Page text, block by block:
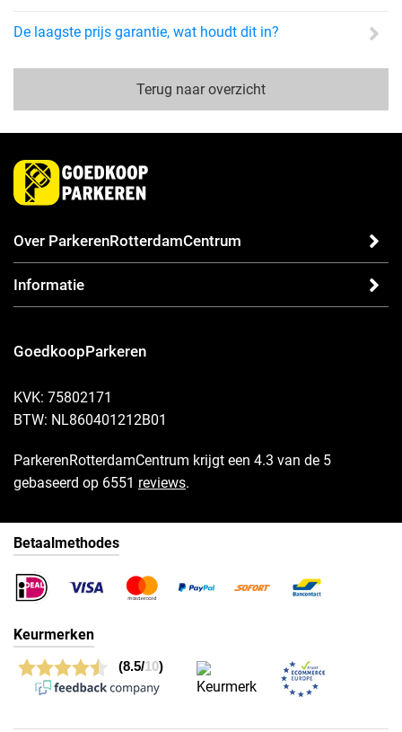
De laagste prijs garantie, wat houdt dit in?
Terug naar overzicht
Over ParkerenRotterdamCentrum
Informatie
GoedkoopParkeren
KVK: 75802171
BTW: NL860401212B01
ParkerenRotterdamCentrum krijgt een 4.3 van de 5
gebaseerd op 6551 reviews.
Betaalmethodes
Keurmerken